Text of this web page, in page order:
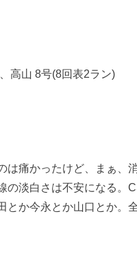
高山 8号(8回表2ラン)
痛かったけど、まぁ、
の淡白さは不安になる。
とか今永とか山口とか。